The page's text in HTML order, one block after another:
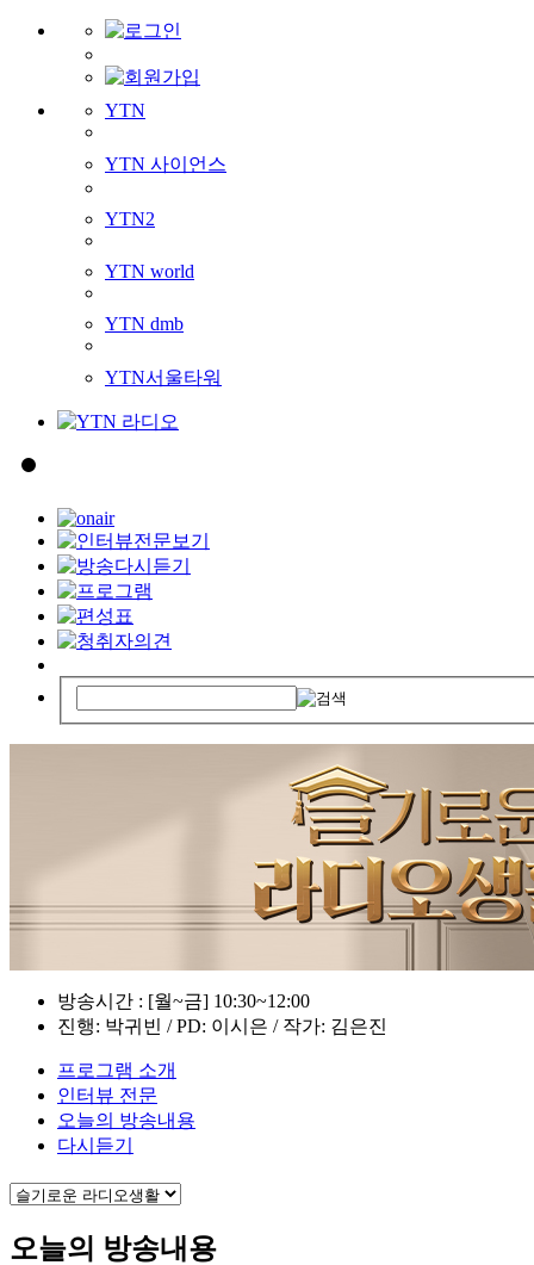
YTN
YTN 사이언스
YTN2
YTN world
YTN dmb
YTN서울타워
방송시간 : [월~금] 10:30~12:00
진행: 박귀빈 / PD: 이시은 / 작가: 김은진
프로그램 소개
인터뷰 전문
오늘의 방송내용
다시듣기
오늘의 방송내용